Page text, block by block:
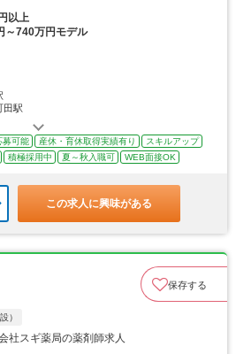
以上
～740万円モデル
田駅
募可能 産休・育休取得実績有り
スキルアップ
積極採用中 夏～秋入職可 WEB面接OK
この求人に興味がある
保存する
）
社スギ薬局の薬剤師求人